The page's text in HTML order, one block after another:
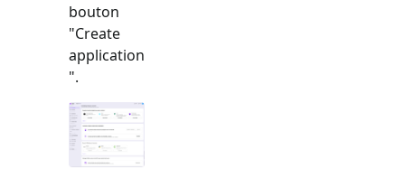
bouton
"Create
application
".